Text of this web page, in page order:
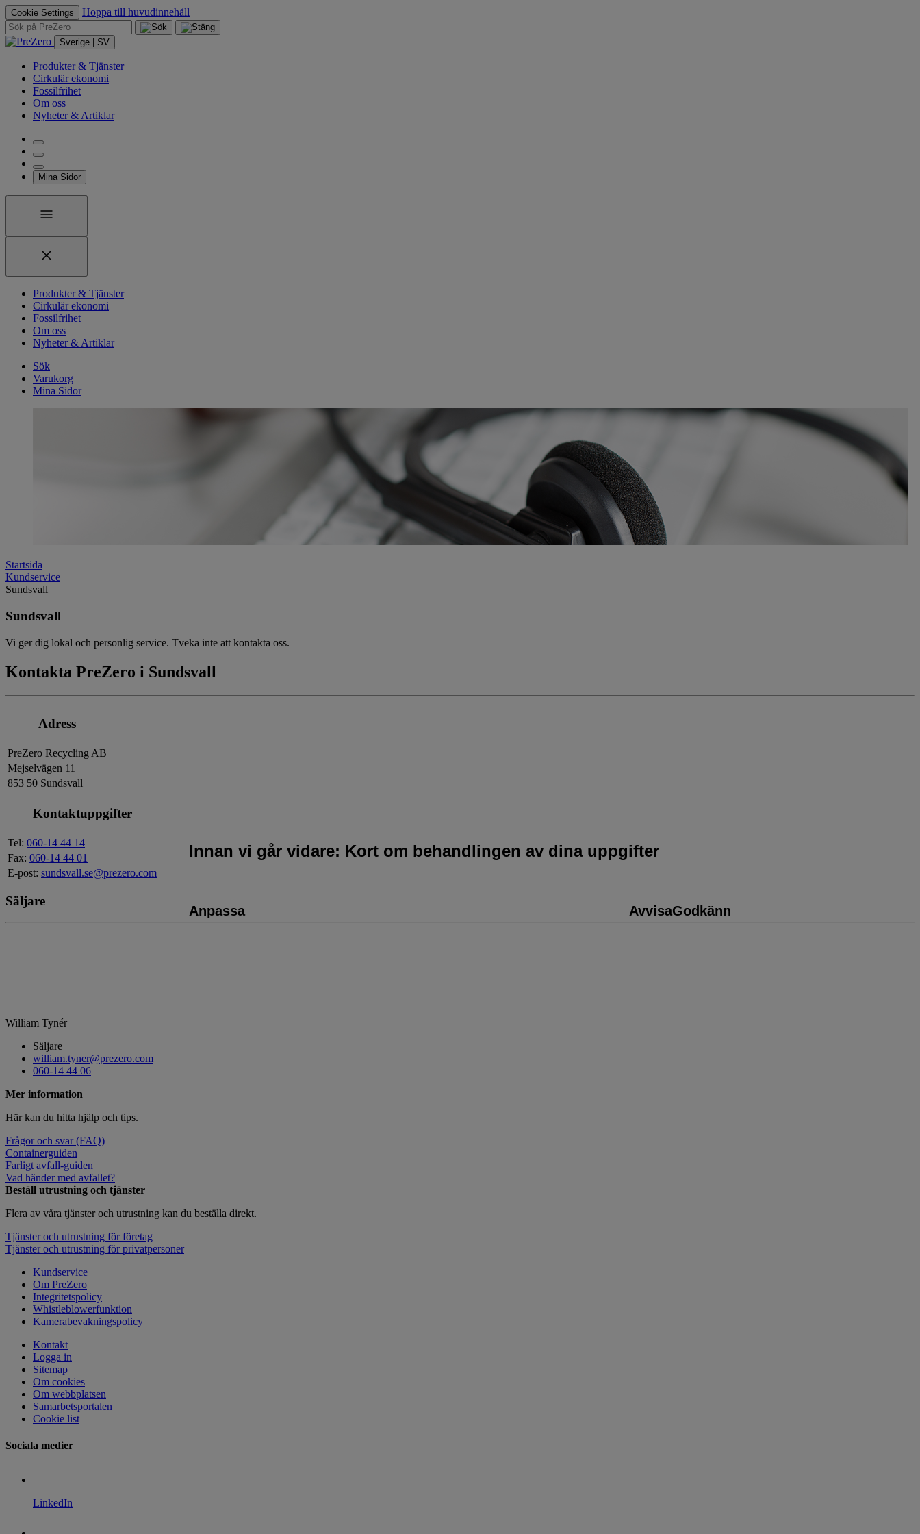
Innan vi går vidare: Kort om behandlingen av dina uppgifter
Anpassa AvvisaGodkänn
Cookie Settings Hoppa till huvudinnehåll
Sverige | SV
Produkter & Tjänster
Cirkulär ekonomi
Fossilfrihet
Om oss
Nyheter & Artiklar
Mina Sidor
Produkter & Tjänster
Cirkulär ekonomi
Fossilfrihet
Om oss
Nyheter & Artiklar
Sök
Varukorg
Mina Sidor
Startsida
Kundservice
Sundsvall
Sundsvall
Vi ger dig lokal och personlig service. Tveka inte att kontakta oss.
Kontakta PreZero i Sundsvall
Adress
PreZero Recycling AB
Mejselvägen 11
853 50 Sundsvall
Kontaktuppgifter
Tel: 060-14 44 14
Fax: 060-14 44 01
E-post: sundsvall.se@prezero.com
Säljare
William Tynér
Säljare
william.tyner@prezero.com
060-14 44 06
Mer information
Här kan du hitta hjälp och tips.
Frågor och svar (FAQ)
Containerguiden
Farligt avfall-guiden
Vad händer med avfallet?
Beställ utrustning och tjänster
Flera av våra tjänster och utrustning kan du beställa direkt.
Tjänster och utrustning för företag
Tjänster och utrustning för privatpersoner
Kundservice
Om PreZero
Integritetspolicy
Whistleblowerfunktion
Kamerabevakningspolicy
Kontakt
Logga in
Sitemap
Om cookies
Om webbplatsen
Samarbetsportalen
Cookie list
Sociala medier
LinkedIn